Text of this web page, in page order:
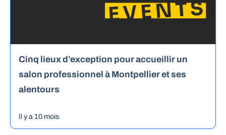
Cinq lieux d’exception pour accueillir un
salon professionnel à Montpellier et ses
alentours
Il y a 10 mois